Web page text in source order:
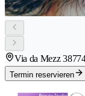
Via da Mezz 38
Termin reservieren